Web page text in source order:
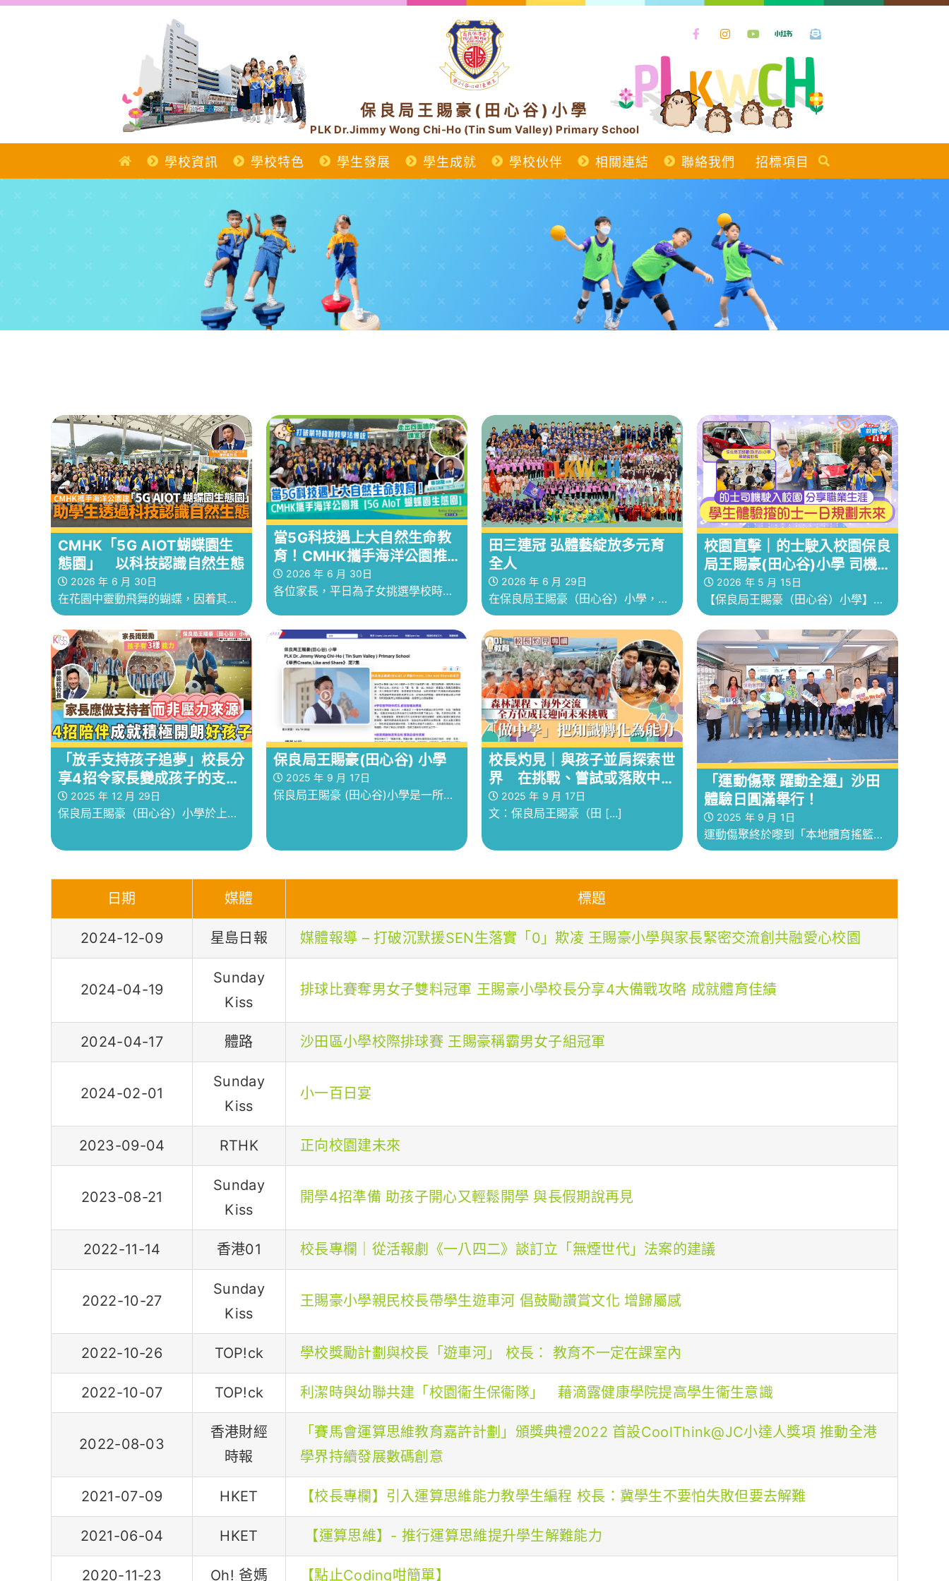
Skip
保良局王賜豪(田心谷)小學
PLK Dr.Jimmy Wong Chi-Ho (Tin Sum Valley) Primary School
學校資訊 學校特色 學生發展 學生成就 學校伙伴 相關連結 聯絡我們 招標項目
CMHK「5G AIOT蝴蝶園生
態園」 以科技認識自然生態
2026 年 6 月 30日
在花園中靈動飛舞的蝴蝶，因着其色
蛹，再到破繭成蝶的成長過程，能觸
發學生對自然生態的好奇心。
當5G科技遇上大自然生命教
育！CMHK攜手海洋公園推
【5G AIoT 生態蝴蝶園】 保
良局王賜豪（田心谷）小學打
破蒙特梭利教學法傳統
2026 年 6 月 30日
各位家長，平日為子女挑選學校時，
除了看重學術成績，是不是也希望小
朋友能在一個有溫度、動靜皆宜的學
習環境中成長？
田三連冠 弘體藝綻放多元育
全人
2026 年 6 月 29日
在保良局王賜豪（田心谷）小學，體
校培育學生全人發展的重要平台。
校園直擊｜的士駛入校園保良
局王賜豪(田心谷)小學 司機
分享職業生涯助學生多元體驗
2026 年 5 月 15日
【保良局王賜豪（田心谷）小學】為
業，以助他們規劃將來工作生涯
「放手支持孩子追夢」校長分
享4招令家長變成孩子的支持
者 身心健康成長
2025 年 12 月 29日
保良局王賜豪（田心谷）小學於上月
保良局王賜豪(田心谷) 小學
2025 年 9 月 17日
保良局王賜豪 (田心谷)小學是一所位
校長灼見｜與孩子並肩探索世
界 在挑戰、嘗試或落敗中看
見成長！
2025 年 9 月 17日
文：保良局王賜豪（田 [...]
「運動傷聚 躍動全運」沙田
體驗日圓滿舉行！
2025 年 9 月 1日
運動傷聚終於嚟到「本地體育搖籃」
豪(田心谷)小學
日期 媒體 標題
2024-12-09 星島日報 媒體報導 – 打破沉默援SEN生落實「0」欺凌 王賜豪小學與家長緊密交流創共融愛心校園
2024-04-19
Sunday
Kiss
排球比賽奪男女子雙料冠軍 王賜豪小學校長分享4大備戰攻略 成就體育佳績
2024-04-17 體路 沙田區小學校際排球賽 王賜豪稱霸男女子組冠軍
2024-02-01
Sunday
Kiss
小一百日宴
2023-09-04 RTHK 正向校園建未來
2023-08-21
Sunday
Kiss
開學4招準備 助孩子開心又輕鬆開學 與長假期說再見
2022-11-14 香港01 校長專欄｜從活報劇《一八四二》談訂立「無煙世代」法案的建議
2022-10-27
Sunday
Kiss
王賜豪小學親民校長帶學生遊車河 倡鼓勵讚賞文化 增歸屬感
2022-10-26 TOP!ck 學校獎勵計劃與校長「遊車河」 校長： 教育不一定在課室內
2022-10-07 TOP!ck 利潔時與幼聯共建「校園衞生保衞隊」 藉滴露健康學院提高學生衞生意識
2022-08-03
香港財經
時報
「賽馬會運算思維教育嘉許計劃」頒獎典禮2022 首設CoolThink@JC小達人獎項 推動全港
學界持續發展數碼創意
2021-07-09 HKET 【校長專欄】引入運算思維能力教學生編程 校長：冀學生不要怕失敗但要去解難
2021-06-04 HKET 【運算思維】- 推行運算思維提升學生解難能力
2020-11-23 Oh! 爸媽 【點止Coding咁簡單】